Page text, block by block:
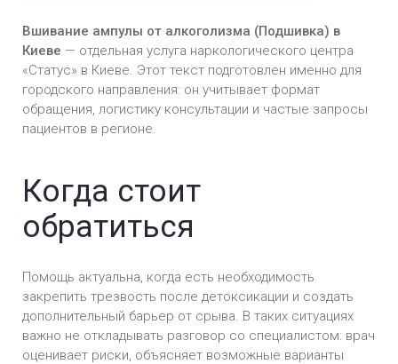
Безопасная кодировка от алкоголизма в Киеве
Анонимная кодировка от алкоголизма в Киеве
Кодирование Препаратом «Аквилонг» в Киеве
Кодирование препаратом Вивитрол в Киеве
Кодирование Налтрексон в Киеве
Кодирование Колме в Киеве
Вшивание ампулы от алкоголизма (Подшивка) в
Киеве — отдельная услуга наркологического центра
«Статус» в Киеве. Этот текст подготовлен именно для
городского направления: он учитывает формат
обращения, логистику консультации и частые запросы
пациентов в регионе.
Когда стоит
обратиться
Помощь актуальна, когда есть необходимость
закрепить трезвость после детоксикации и создать
дополнительный барьер от срыва. В таких ситуациях
важно не откладывать разговор со специалистом: врач
оценивает риски, объясняет возможные варианты